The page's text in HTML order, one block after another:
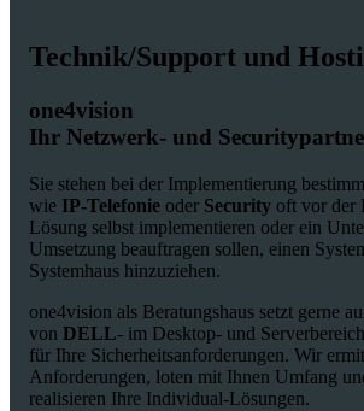
Technik/Support und
one4vision
Ihr Netzwerk- und
Sie stehen bei der Implementierung
wie IP-Telefonie oder Security oft vor der
Lösung selbst implementieren oder ein
Umsetzung beauftragen sollen, einen
Systemhaus hinzuziehen.
one4vision als Beratungshaus setzt gerne
von DELL- im Desktop- und
für Ihre Sicherheitsanforderungen. Wir
Anforderungen, loten mit Ihnen Umfang
realisieren Ihre Individual-Lösungen.